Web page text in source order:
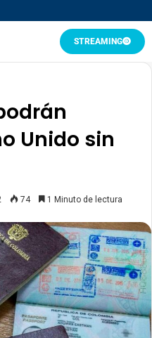
STREAMING
Unido sin
74 1 Minuto de lectura